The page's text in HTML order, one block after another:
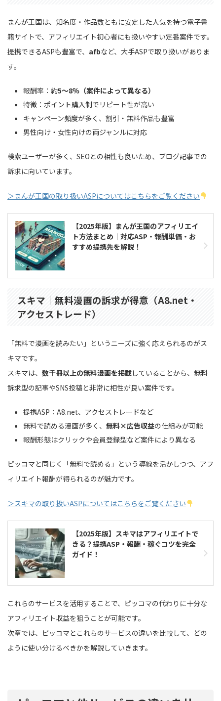
まんが王国は、知名度・作品数ともに安定した人気を持つ電子書
籍サイトで、アフィリエイト初心者にも扱いやすい定番案件です。
提携できるASPも豊富で、 afbなど、大手ASPで取り扱いがありま
す。
報酬率：約5〜8％（案件によって異なる）
特徴：ポイント購入制でリピート性が高い
キャンペーン頻度が多く、割引・無料作品も豊富
男性向け・女性向けの両ジャンルに対応
検索ユーザーが多く、SEOとの相性も良いため、ブログ記事での
訴求に向いています。
＞まんが王国の取り扱いASPについてはこちらをご覧ください
【2025年版】まんが王国のアフィリエイ
ト方法まとめ｜対応ASP・報酬単価・お
すすめ提携先を解説！
スキマ｜無料漫画の訴求が得意（A8.net・
アクセストレード）
「無料で漫画を読みたい」というニーズに強く応えられるのがス
キマです。
スキマは、 数千冊以上の無料漫画を掲載していることから、無料
訴求型の記事やSNS投稿と非常に相性が良い案件です。
提携ASP：A8.net、アクセストレードなど
無料で読める漫画が多く、 無料×広告収益の仕組みが可能
報酬形態はクリックや会員登録型など案件により異なる
ピッコマと同じく「無料で読める」という導線を活かしつつ、アフ
ィリエイト報酬が得られるのが魅力です。
＞スキマの取り扱いASPについてはこちらをご覧ください
【2025年版】スキマはアフィリエイトで
きる？提携ASP・報酬・稼ぐコツを完全
ガイド！
これらのサービスを活用することで、ピッコマの代わりに十分な
アフィリエイト収益を狙うことが可能です。
次章では、ピッコマとこれらのサービスの違いを比較して、どの
ように使い分けるべきかを解説していきます。